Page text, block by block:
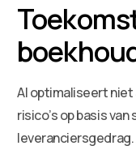
AI optimaliseert
risico’s op basis